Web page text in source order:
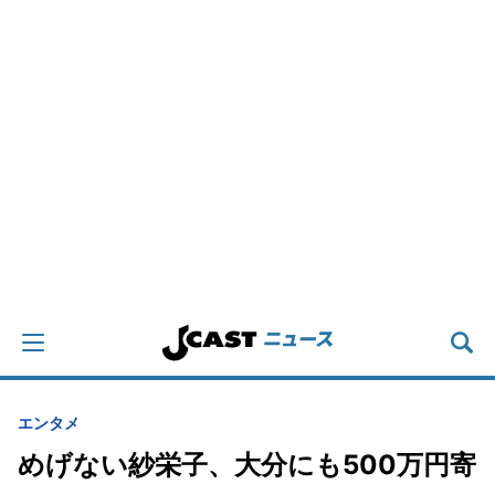
エンタメ
めげない紗栄子、大分にも500万円寄